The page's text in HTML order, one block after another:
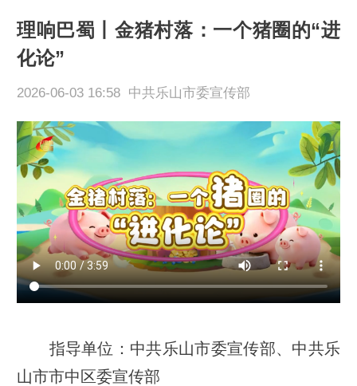
理响巴蜀丨金猪村落：一个猪圈的“进
化论”
2026-06-03 16:58 中共乐山市委宣传部
指导单位： 中共乐山市委宣传部、 中共乐
山市市中区委宣传部